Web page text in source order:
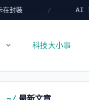
AI 要聞彙整 2026-
科技大小事